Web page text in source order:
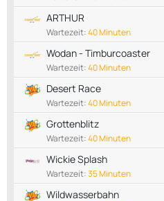
ARTHUR
Wartezeit:40 Minuten
Wodan - Timburcoaster
Wartezeit:40 Minuten
Desert Race
Wartezeit:40 Minuten
Grottenblitz
Wartezeit:40 Minuten
Wickie Splash
Wartezeit:35 Minuten
Wildwasserbahn